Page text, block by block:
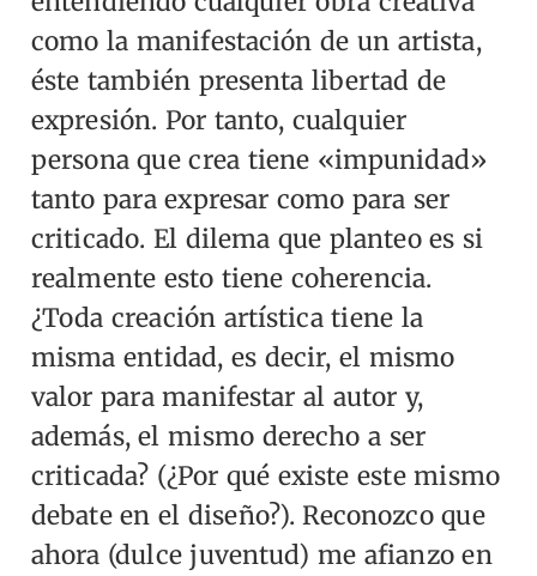
como la manifestación de un artista,
éste también presenta libertad de
expresión. Por tanto, cualquier
persona que crea tiene «impunidad»
tanto para expresar como para ser
criticado. El dilema que planteo es si
realmente esto tiene coherencia.
¿Toda creación artística tiene la
misma entidad, es decir, el mismo
valor para manifestar al autor y,
además, el mismo derecho a ser
criticada? (¿Por qué existe este mismo
debate en el diseño?). Reconozco que
ahora (dulce juventud) me afianzo en